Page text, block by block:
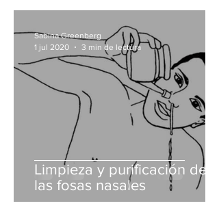
Limpieza y purificación de
las fosas nasales
Sabina Greenberg
1 jul 2020
3 min de lectura